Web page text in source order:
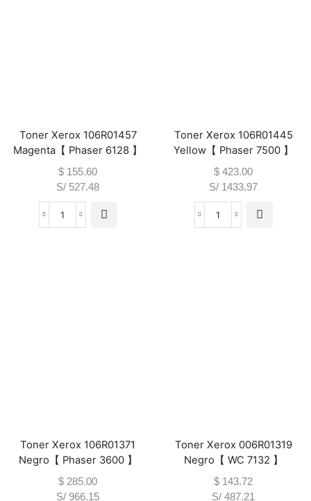
Toner Xerox 106R01457
Magenta【 Phaser 6128 】
$ 155.60
S/ 527.48
Toner Xerox 106R01445
Yellow【 Phaser 7500 】
$ 423.00
S/ 1433.97
Toner Xerox 106R01371
Negro【 Phaser 3600 】
$ 285.00
S/ 966.15
Toner Xerox 006R01319
Negro【 WC 7132 】
$ 143.72
S/ 487.21